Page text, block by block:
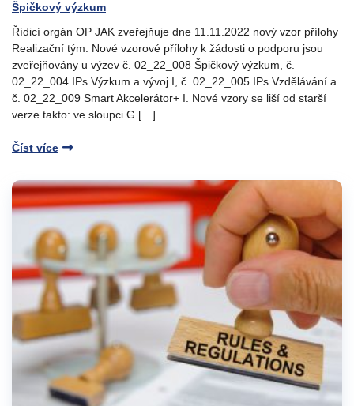
Špičkový výzkum
Řídicí orgán OP JAK zveřejňuje dne 11.11.2022 nový vzor přílohy
Realizační tým. Nové vzorové přílohy k žádosti o podporu jsou
zveřejňovány u výzev č. 02_22_008 Špičkový výzkum, č.
02_22_004 IPs Výzkum a vývoj I, č. 02_22_005 IPs Vzdělávání a
č. 02_22_009 Smart Akcelerátor+ I. Nové vzory se liší od starší
verze takto: ve sloupci G […]
Číst více